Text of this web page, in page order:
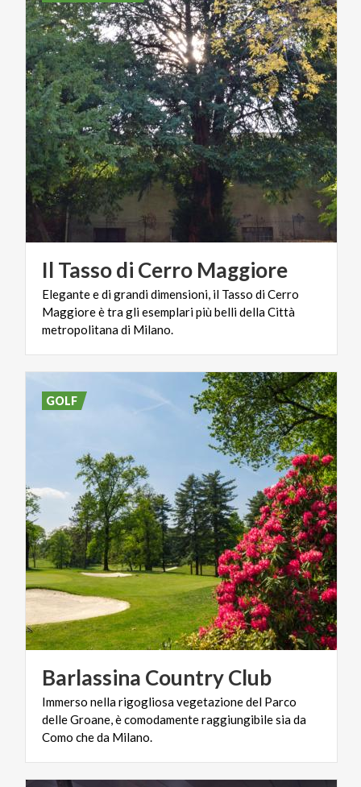
Il Tassodi Cerro Maggiore
Elegante e di grandi dimensioni, il Tasso di Cerro
Maggiore è tra gli esemplari più belli della Città
metropolitana di Milano.
Barlassina CountryClub
Immerso nella rigogliosa vegetazione del Parco
delle Groane, è comodamente raggiungibile sia da
Como che da Milano.
GOLF